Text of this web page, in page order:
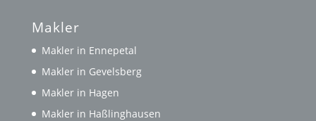
Makler
Makler in Ennepetal
Makler in Gevelsberg
Makler in Hagen
Makler in Haßlinghausen